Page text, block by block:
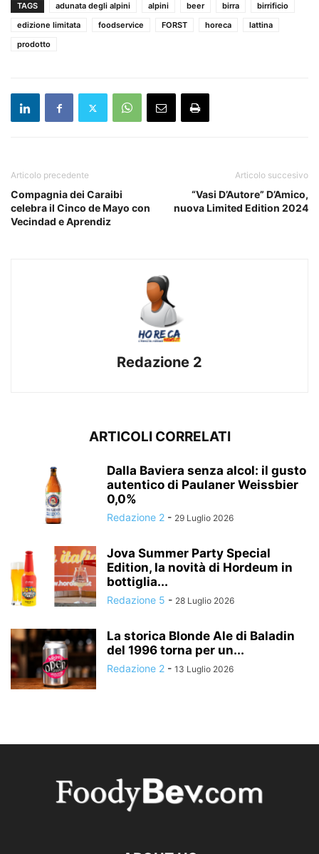
TAGS adunata degli alpini alpini beer birra
birrificio
edizione limitata
foodservice FORST horeca
lattina
prodotto
Articolo precedente
Compagnia dei Caraibi
celebra il Cinco de Mayo con
Vecindad e Aprendiz
Articolo succesivo
“Vasi D’Autore” D’Amico,
nuova Limited Edition 2024
Redazione 2
ARTICOLI CORRELATI
Dalla Baviera senza alcol: il gusto
autentico di Paulaner Weissbier
0,0%
Redazione 2 - 29 Luglio 2026
Jova Summer Party Special
Edition, la novità di Hordeum in
bottiglia...
Redazione 5 - 28 Luglio 2026
La storica Blonde Ale di Baladin
del 1996 torna per un...
Redazione 2 - 13 Luglio 2026